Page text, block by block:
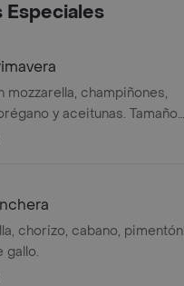
Especiales
mozzarella, champiñones,
y aceitunas. Tamaño
chorizo, cabano, pimentón
gallo.